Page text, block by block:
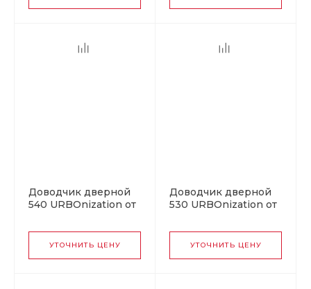
Доводчик дверной
540 URBOnization от
УТОЧНИТЬ ЦЕНУ
Доводчик дверной
530 URBOnization от
УТОЧНИТЬ ЦЕНУ